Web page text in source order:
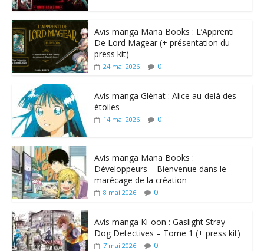
Avis manga Mana Books : L’Apprenti
De Lord Magear (+ présentation du
press kit)
24 mai 2026 0
Avis manga Glénat : Alice au-delà des
étoiles
14 mai 2026 0
Avis manga Mana Books :
Développeurs – Bienvenue dans le
marécage de la création
8 mai 2026 0
Avis manga Ki-oon : Gaslight Stray
Dog Detectives – Tome 1 (+ press kit)
7 mai 2026 0